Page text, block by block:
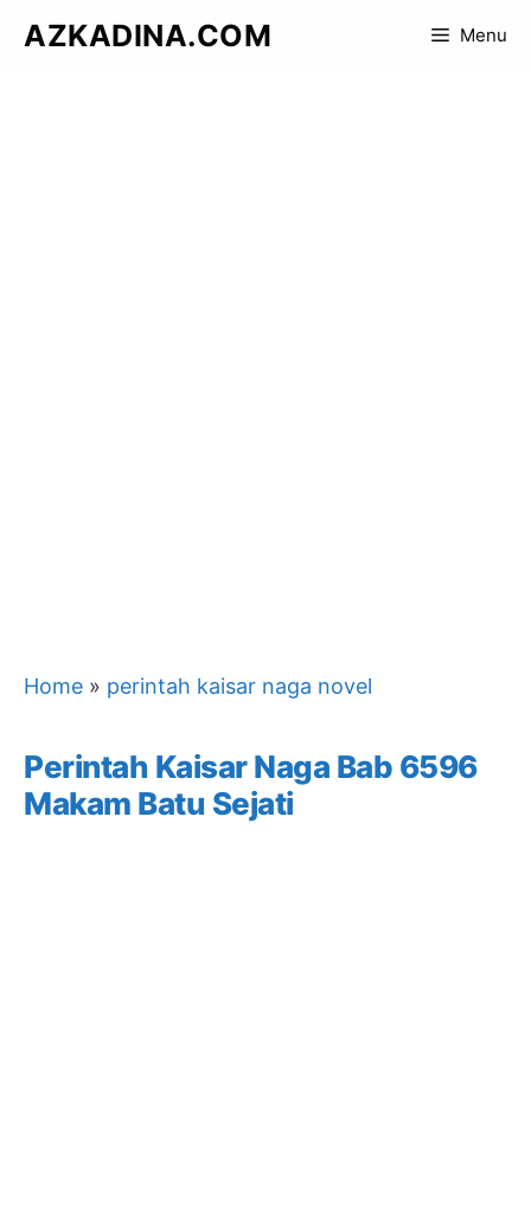
AZKADINA.COM Menu
Home » perintah kaisar naga novel
Perintah Kaisar Naga Bab 6596
Makam Batu Sejati